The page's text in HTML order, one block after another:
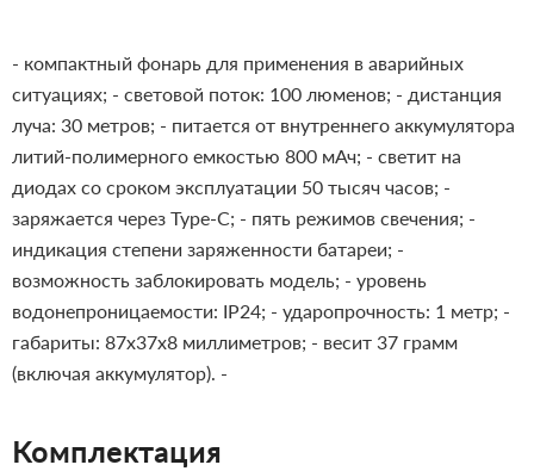
- компактный фонарь для применения в аварийных
ситуациях; - световой поток: 100 люменов; - дистанция
луча: 30 метров; - питается от внутреннего аккумулятора
литий-полимерного емкостью 800 мАч; - светит на
диодах со сроком эксплуатации 50 тысяч часов; -
заряжается через Type-C; - пять режимов свечения; -
индикация степени заряженности батареи; -
возможность заблокировать модель; - уровень
водонепроницаемости: IP24; - ударопрочность: 1 метр; -
габариты: 87х37х8 миллиметров; - весит 37 грамм
(включая аккумулятор). -
Комплектация